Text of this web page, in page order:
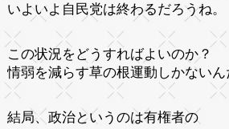
いよいよ自民党は終わるだろうね。
この状況をどうすればよいのか？
情弱を減らす草の根運動しかないん
結局、政治というのは有権者の